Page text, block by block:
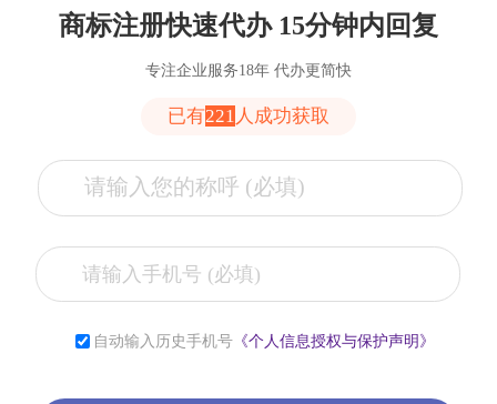
商标注册快速代办 15分钟内回复
专注企业服务18年 代办更简快
已有221 人成功获取
自动输入历史手机号 《个人信息授权与保护声明》
张** 153****2321
李** 181****2321 6小时前
薛** 150****4427 1小时前